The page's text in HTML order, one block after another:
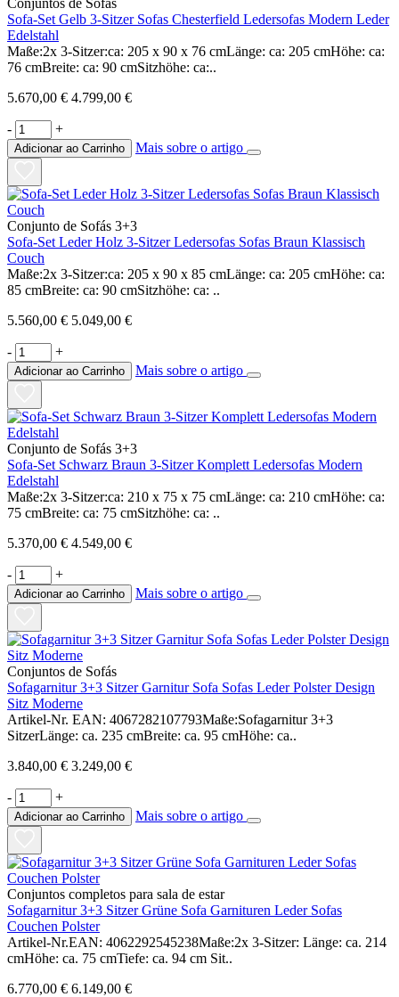
Sofa-Set Gelb 3-Sitzer Sofas Chesterfield Ledersofas Modern Leder
Edelstahl
Maße:2x 3-Sitzer:ca: 205 x 90 x 76 cmLänge: ca: 205 cmHöhe: ca:
76 cmBreite: ca: 90 cmSitzhöhe: ca:..
5.670,00 € 4.799,00 €
- +
Adicionar ao Carrinho Mais sobre o artigo
Conjunto de Sofás 3+3
Sofa-Set Leder Holz 3-Sitzer Ledersofas Sofas Braun Klassisch
Couch
Maße:2x 3-Sitzer:ca: 205 x 90 x 85 cmLänge: ca: 205 cmHöhe: ca:
85 cmBreite: ca: 90 cmSitzhöhe: ca: ..
5.560,00 € 5.049,00 €
- +
Adicionar ao Carrinho Mais sobre o artigo
Conjunto de Sofás 3+3
Sofa-Set Schwarz Braun 3-Sitzer Komplett Ledersofas Modern
Edelstahl
Maße:2x 3-Sitzer:ca: 210 x 75 x 75 cmLänge: ca: 210 cmHöhe: ca:
75 cmBreite: ca: 75 cmSitzhöhe: ca: ..
5.370,00 € 4.549,00 €
- +
Adicionar ao Carrinho Mais sobre o artigo
Conjuntos de Sofás
Sofagarnitur 3+3 Sitzer Garnitur Sofa Sofas Leder Polster Design
Sitz Moderne
Artikel-Nr. EAN: 4067282107793Maße:Sofagarnitur 3+3
SitzerLänge: ca. 235 cmBreite: ca. 95 cmHöhe: ca..
3.840,00 € 3.249,00 €
- +
Adicionar ao Carrinho Mais sobre o artigo
Conjuntos completos para sala de estar
Sofagarnitur 3+3 Sitzer Grüne Sofa Garnituren Leder Sofas
Couchen Polster
Artikel-Nr.EAN: 4062292545238Maße:2x 3-Sitzer: Länge: ca. 214
cmHöhe: ca. 75 cmTiefe: ca. 94 cm Sit..
6.770,00 € 6.149,00 €